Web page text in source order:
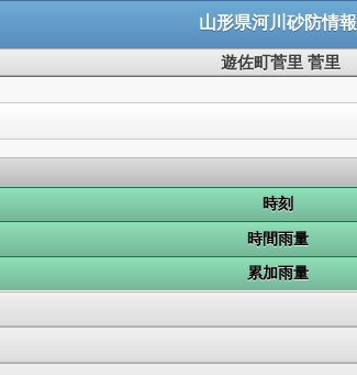
山形県河川砂防情報
遊佐町菅里 菅里
時刻
時間雨量
累加雨量